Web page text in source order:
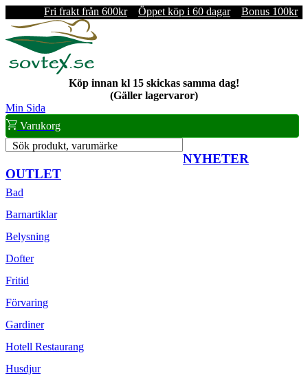
Fri frakt från 600kr Öppet köp i 60 dagar Bonus 100kr
Köp innan kl 15 skickas samma dag!
(Gäller lagervaror)
Min Sida
Varukorg
Sök produkt, varumärke
NYHETER
OUTLET
Bad
Barnartiklar
Belysning
Dofter
Fritid
Förvaring
Gardiner
Hotell Restaurang
Husdjur